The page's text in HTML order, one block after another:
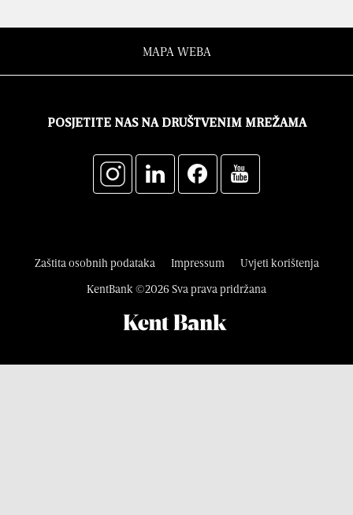
MAPA WEBA
POSJETITE NAS NA DRUŠTVENIM MREŽAMA
KentBank ©2026 Sva prava pridržana
Zaštita osobnih podataka Impressum Uvjeti korištenja